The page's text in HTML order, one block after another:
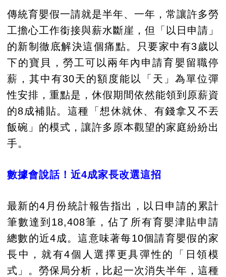
傳統育嬰假一請就是半年、一年，常讓許多勞
工擔心工作銜接與薪水斷崖，但「以日申請」
的新制徹底解決這個痛點。只要家中有3歲以
下的寶貝，勞工可以兩年內申請育嬰留職停
薪，其中有30天的額度能以「天」為單位彈
性安排，重點是，休假期間依然能領到原薪資
的8成補貼。這種「想休就休、有錢拿又不丟
飯碗」的模式，讓許多原本觀望的家庭紛紛出
手。
數據會說話！近4成家長改選這招
最新的4月份統計報告指出，以日申請的累計
筆數達到18,408筆，佔了所有育嬰津貼申請
總數的近4成。這意味著每10個請育嬰假的家
長中，就有4個人選擇更具彈性的「日領模
式」。勞保局分析，比起一次消失半年，這種